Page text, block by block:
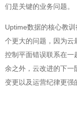
们是关键的业务问题。
Uptime数据的核心教
个更大的问题，因为云
控制平面错误联系在一
余之外，云改进的下一
变更以及运营纪律更强